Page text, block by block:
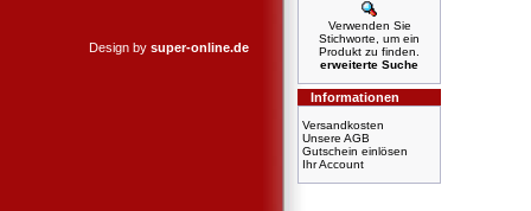
Design by super-online.de
Verwenden Sie
Stichworte, um ein
Produkt zu finden.
erweiterte Suche
Informationen
Versandkosten
Unsere AGB
Gutschein einlösen
Ihr Account